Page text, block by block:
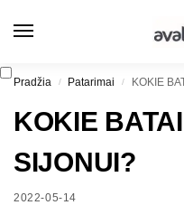
Pradžia / Patarimai / KOKIE
KOKIE
SIJONUI?
2022-05-14